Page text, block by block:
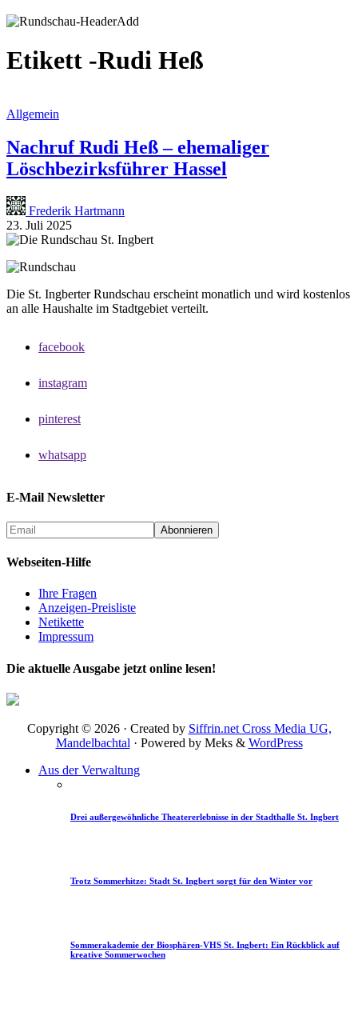
Etikett -Rudi Heß
Allgemein
Nachruf Rudi Heß – ehemaliger
Löschbezirksführer Hassel
Frederik Hartmann
23. Juli 2025
Die St. Ingberter Rundschau erscheint monatlich und wird kostenlos
an alle Haushalte im Stadtgebiet verteilt.
facebook
instagram
pinterest
whatsapp
E-Mail Newsletter
Webseiten-Hilfe
Ihre Fragen
Anzeigen-Preisliste
Netikette
Impressum
Die aktuelle Ausgabe jetzt online lesen!
Copyright © 2026 · Created by Siffrin.net Cross Media UG,
Mandelbachtal · Powered by Meks & WordPress
Aus der Verwaltung
Drei außergewöhnliche Theatererlebnisse in der Stadthalle St. Ingbert
Trotz Sommerhitze: Stadt St. Ingbert sorgt für den Winter vor
Sommerakademie der Biosphären-VHS St. Ingbert: Ein Rückblick auf
kreative Sommerwochen